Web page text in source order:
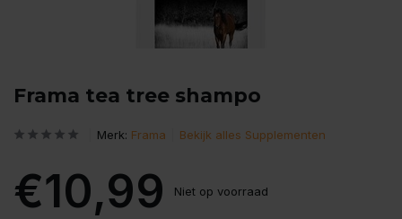
Frama tea tree shampo
Merk: Frama Bekijk alles Supplementen
€10,99 Niet op voorraad